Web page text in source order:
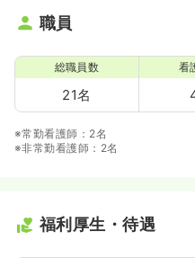
職員
総職員数
21名
看
※常勤看護師：2名
※非常勤看護師：2名
福利厚生・待遇